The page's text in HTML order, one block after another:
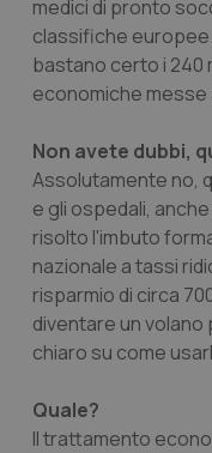
medici di pronto
classifiche europee.
bastano certo i 240
economiche messe
Non avete dubbi,
Assolutamente no,
e gli ospedali,
risolto l'imbuto
nazionale a tassi
risparmio di circa
diventare un
chiaro su come
Quale?
Il trattamento